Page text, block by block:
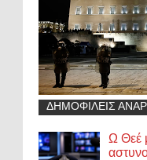
ΔΗΜΟΦΙΛΕΙΣ
Ω Θεέ